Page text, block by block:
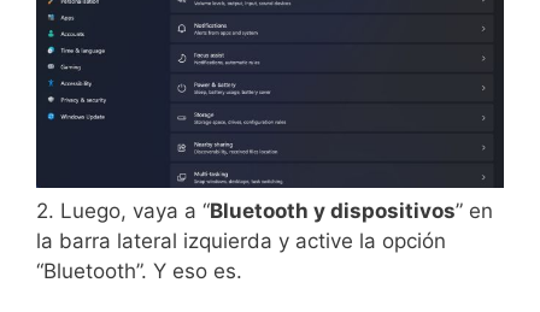
2. Luego, vaya a “Bluetooth y dispositivos” en
la barra lateral izquierda y active la opción
“Bluetooth”. Y eso es.